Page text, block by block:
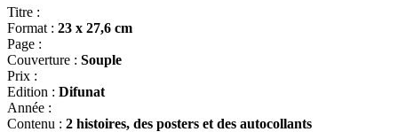
Titre :
Format : 23 x 27,6 cm
Page :
Couverture : Souple
Prix :
Edition : Difunat
Année :
Contenu : 2 histoires, des posters et des autocollants